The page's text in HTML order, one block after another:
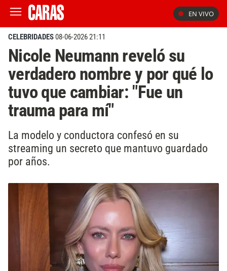
EN VIVO
CELEBRIDADES08-06-2026 21:11
Nicole Neumann reveló su
verdadero nombre y por qué lo
tuvo que cambiar: "Fue un
trauma para mí"
La modelo y conductora confesó en su
streaming un secreto que mantuvo guardado
por años.